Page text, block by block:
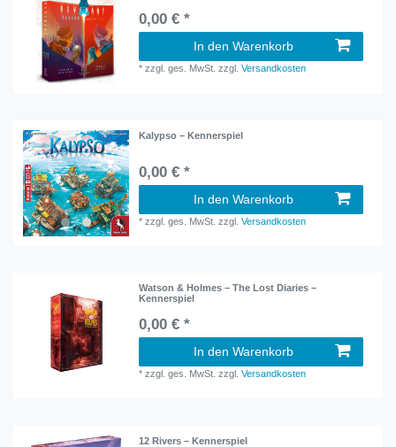
0,00 € *
In den Warenkorb
*zzgl. ges. MwSt. zzgl.Versandkosten
Kalypso – Kennerspiel
0,00 € *
In den Warenkorb
*zzgl. ges. MwSt. zzgl.Versandkosten
Watson & Holmes – The Lost Diaries –
Kennerspiel
0,00 € *
In den Warenkorb
*zzgl. ges. MwSt. zzgl.Versandkosten
12 Rivers – Kennerspiel